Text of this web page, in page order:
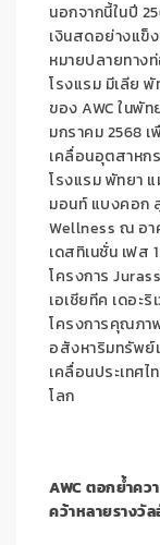
นอกจากนี้ในปี
เงินสดอย่างแข็
หมายปลายทาง
โรงแรม มีเลีย พั
ของ AWC ในพั
มกราคม 2568
เคลื่อนอุตสาหก
โรงแรม พัทยา
มอนท์ แบงคอก
Wellness ณ อา
เดสทิเนชั่น เฟส
โครงการ
เอเชียทีค เดอะ
โครงการคุณภา
อสังหาริมทรัพย์
เคลื่อนประเทศ
โลก
AWC ตอกย้ำค
คว้าหลายรางวั